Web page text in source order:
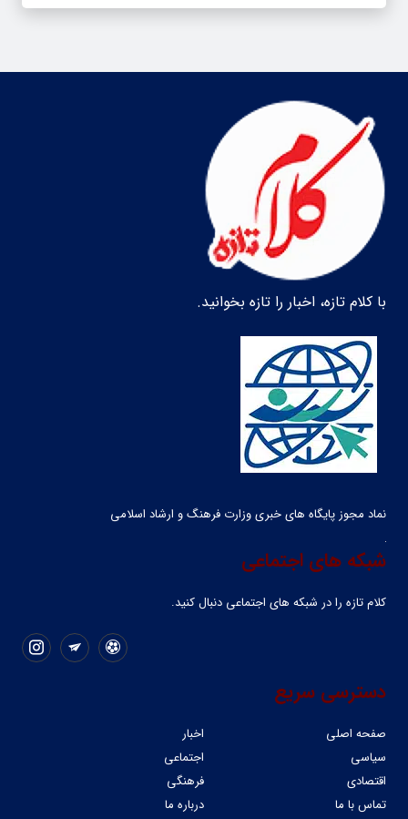
با کلام تازه، اخبار را تازه بخوانید.
نماد مجوز پایگاه های خبری وزارت فرهنگ و ارشاد اسلامی
شبکه های اجتماعی
کلام تازه را در شبکه ‌های اجتماعی دنبال کنید.
دسترسی سریع
صفحه اصلی
اخبار
سیاسی
اجتماعی
اقتصادی
فرهنگی
تماس با ما
درباره ما